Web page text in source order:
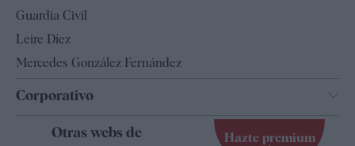
Guardia Civil
Leire Díez
Mercedes González Fernández
Corporativo
Contacto
Otras webs de Hazte premium